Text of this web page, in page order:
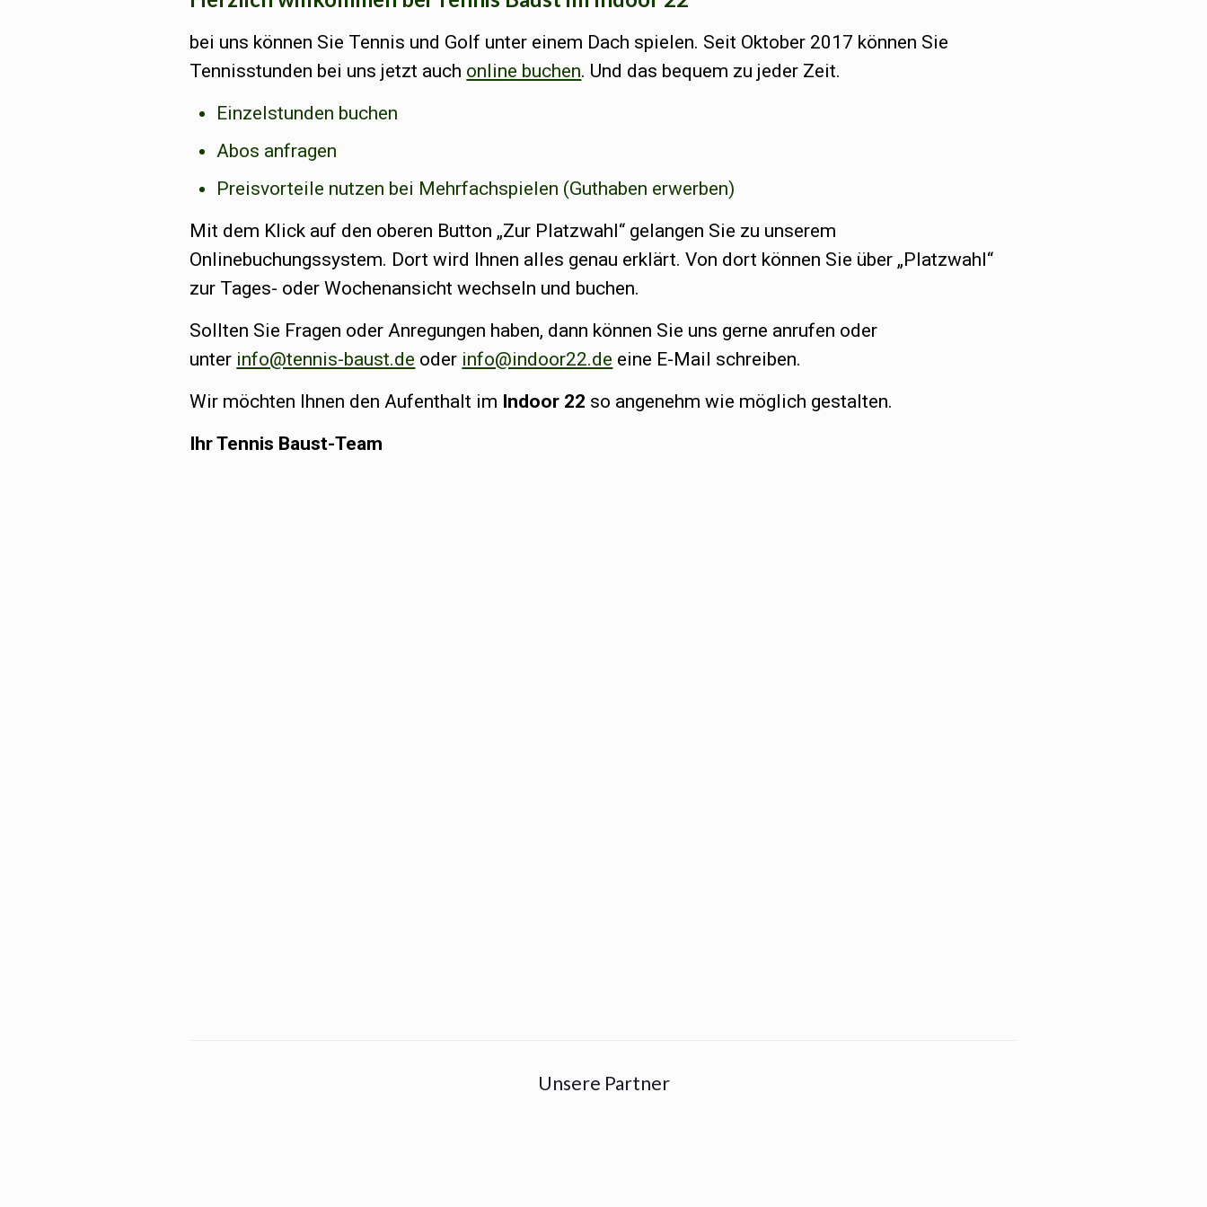
bei uns können Sie Tennis und Golf unter einem Dach spielen. Seit Oktober 2017 können Sie
Tennisstunden bei uns jetzt auch online buchen. Und das bequem zu jeder Zeit.
Einzelstunden buchen
Abos anfragen
Preisvorteile nutzen bei Mehrfachspielen (Guthaben erwerben)
Mit dem Klick auf den oberen Button „Zur Platzwahl“ gelangen Sie zu unserem
Onlinebuchungssystem. Dort wird Ihnen alles genau erklärt. Von dort können Sie über „Platzwahl“
zur Tages- oder Wochenansicht wechseln und buchen.
Sollten Sie Fragen oder Anregungen haben, dann können Sie uns gerne anrufen oder
unter info@tennis-baust.de oder info@indoor22.de eine E-Mail schreiben.
Wir möchten Ihnen den Aufenthalt im Indoor 22 so angenehm wie möglich gestalten.
Ihr Tennis Baust-Team
Unsere Partner